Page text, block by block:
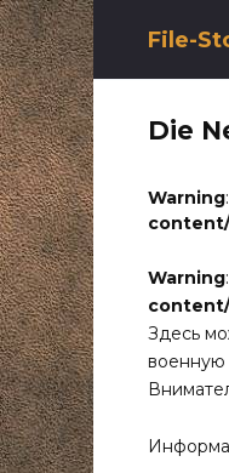
Перейти
к
содержанию
File-
Die
Warning
Warning
Здесь
военную